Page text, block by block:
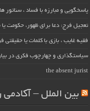
پاسخگویی و مبارزه با فساد ، سناتور
تعجیل فرج: دعا برای ظهور، حکومت
فقیه غایب ، بازی با کلمات یا
سیاستگذاری و چهارچوب فکری در
the absent jurist
بین الملل – آکادمی